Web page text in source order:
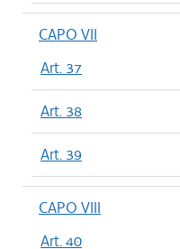
CAPO VII
Art. 37
Art. 38
Art. 39
CAPO VIII
Art. 40